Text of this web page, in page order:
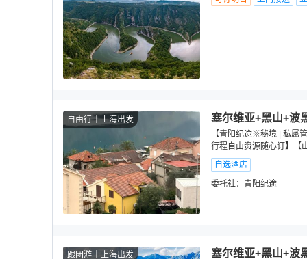
自由行 上海出发 塞尔维亚+黑山+波
【青阳纪途※秘境 | 私属
行程自由资源随心订】【
自选酒店
委托社： 青阳纪途
跟团游 上海出发 塞尔维亚+黑山+波